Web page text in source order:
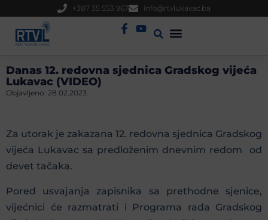
+387 35 553 967 info@rtvlukavac.ba
Danas 12. redovna sjednica Gradskog vijeća
Lukavac (VIDEO)
Objavljeno: 28.02.2023.
Za utorak je zakazana 12. redovna sjednica Gradskog
vijeća Lukavac sa predloženim dnevnim redom od
devet tačaka.
Pored usvajanja zapisnika sa prethodne sjenice,
vijećnici će razmatrati i Programa rada Gradskog